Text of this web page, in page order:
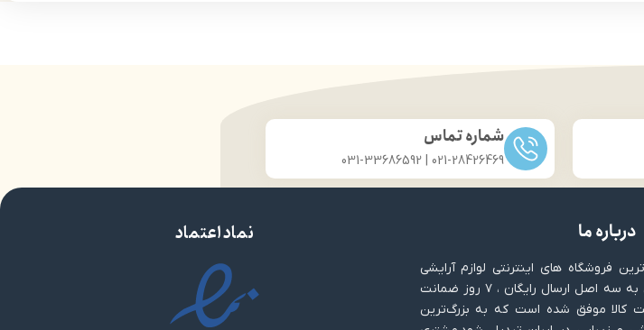
شماره تماس
021-28426469 | 031-33686592
درباره ما
فروشگاه های اینترنتی لوازم آرایشی
بهداشتی و زیبایی با پایبندی به سه اصل ارسال رایگان ، ۷ روز ضمانت
کالا موفق شده است که به بزرگ‌ترین
نماد اعتماد